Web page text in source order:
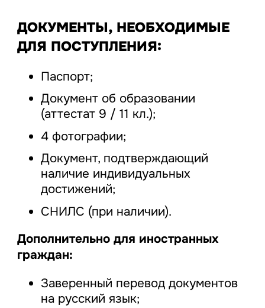
ДОКУМЕНТЫ, НЕОБХОДИМЫЕ
ДЛЯ ПОСТУПЛЕНИЯ:
Паспорт;
Документ об образовании
(аттестат 9 / 11 кл.);
4 фотографии;
Документ, подтверждающий
наличие индивидуальных
достижений;
СНИЛС (при наличии).
Дополнительно для иностранных
граждан:
Заверенный перевод документов
на русский язык;